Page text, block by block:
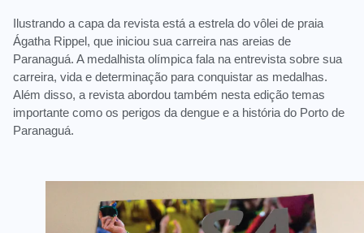
Ilustrando a capa da revista está a estrela do vôlei de praia
Ágatha Rippel, que iniciou sua carreira nas areias de
Paranaguá. A medalhista olímpica fala na entrevista sobre sua
carreira, vida e determinação para conquistar as medalhas.
Além disso, a revista abordou também nesta edição temas
importante como os perigos da dengue e a história do Porto de
Paranaguá.